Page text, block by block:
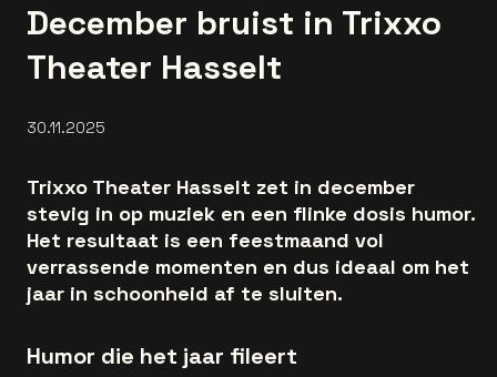
December bruist in Trixxo
Theater Hasselt
30.11.2025
Trixxo Theater Hasselt zet in december
stevig in op muziek en een flinke dosis humor.
Het resultaat is een feestmaand vol
verrassende momenten en dus ideaal om het
jaar in schoonheid af te sluiten.
Humor die het jaar fileert